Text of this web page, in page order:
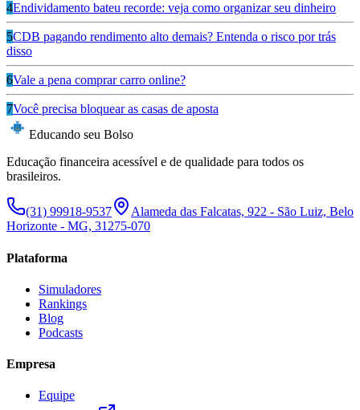
4Endividamento bateu recorde: veja como organizar seu dinheiro
5CDB pagando rendimento alto demais? Entenda o risco por trás
disso
6Vale a pena comprar carro online?
7Você precisa bloquear as casas de aposta
Educando seu Bolso
Educação financeira acessível e de qualidade para todos os
brasileiros.
(31) 99918-9537
Alameda das Falcatas, 922 - São Luiz, Belo
Horizonte - MG, 31275-070
Plataforma
Simuladores
Rankings
Blog
Podcasts
Empresa
Equipe